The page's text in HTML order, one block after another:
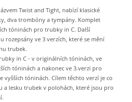
Twist and Tight, nabízí klasické
dva trombóny a tympány. Komplet
tóninách pro trubky in C. Další
rozepsány ve 3 verzích, které se mění
trubek.
in C - v originálních tóninách, ve
tóninách a nakonec ve 3.verzi pro
vyšších tóninách. Cílem těchto verzí je co
a lesku trubek v polohách, které jsou pro